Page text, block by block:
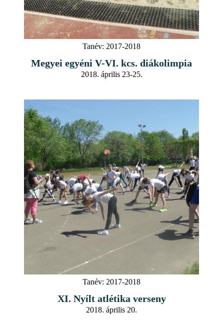
Tanév: 2017-2018
Megyei egyéni V-VI. kcs. diákolimpia
2018. április 23-25.
Tanév: 2017-2018
XI. Nyílt atlétika verseny
2018. április 20.